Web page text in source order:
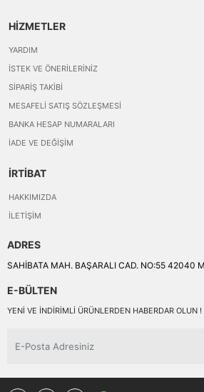
HİZMETLER
YARDIM
İSTEK VE ÖNERILERINIZ
SIPARIŞ TAKIBI
MESAFELI SATIŞ SÖZLEŞMESI
BANKA HESAP NUMARALARI
İADE VE DEĞIŞIM
İRTİBAT
HAKKIMIZDA
İLETIŞIM
ADRES
SAHİBATA MAH. BAŞARALI CAD. NO:55 42040
E-BÜLTEN
YENI VE INDIRIMLI ÜRÜNLERDEN HABERDAR OLUN !